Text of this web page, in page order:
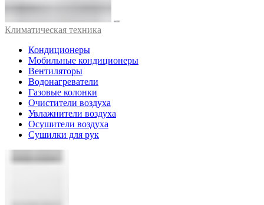
Климатическая техника
Кондиционеры
Мобильные кондиционеры
Вентиляторы
Водонагреватели
Газовые колонки
Очистители воздуха
Увлажнители воздуха
Осушители воздуха
Сушилки для рук